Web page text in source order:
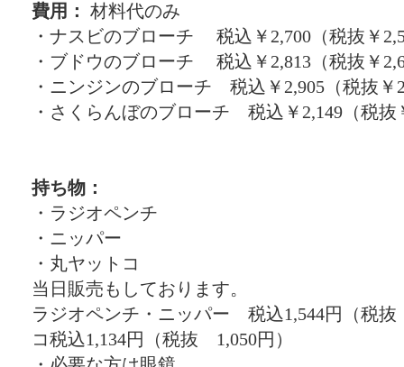
費用： 材料代のみ
・ナスビのブローチ 税込￥2,700（税抜￥
・ブドウのブローチ 税込￥2,813（税抜￥
・ニンジンのブローチ 税込￥2,905（税抜￥
・さくらんぼのブローチ 税込￥2,149（税抜
持ち物：
・ラジオペンチ
・ニッパー
・丸ヤットコ
当日販売もしております。
ラジオペンチ・ニッパー 税込1,544円（税
コ税込1,134円（税抜 1,050円）